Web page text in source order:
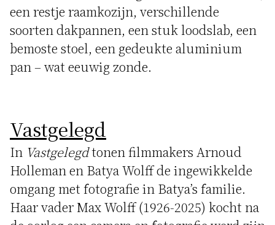
een restje raamkozijn, verschillende
soorten dakpannen, een stuk loodslab, een
bemoste stoel, een gedeukte aluminium
pan – wat eeuwig zonde.
Vastgelegd
In Vastgelegdtonen filmmakers Arnoud
Holleman en Batya Wolff de ingewikkelde
omgang met fotografie in Batya’s familie.
Haar vader Max Wolff (1926-2025) kocht na